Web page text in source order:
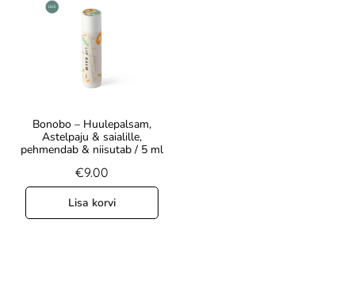
Bonobo – Huulepalsam,
Astelpaju & saialille,
pehmendab & niisutab / 5 ml
€9.00
Lisa korvi